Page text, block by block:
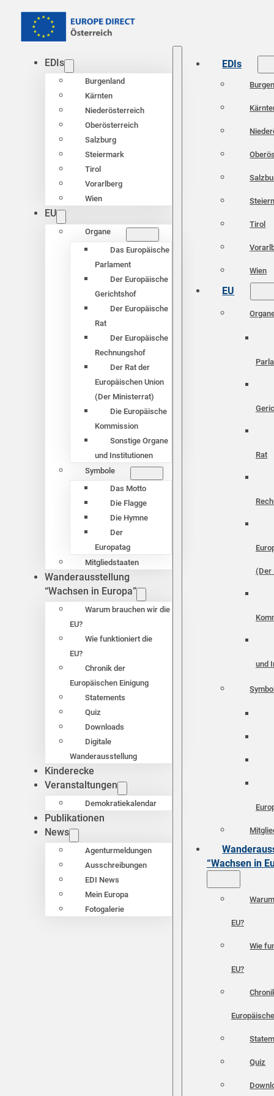
EDIs
Burgenland
Kärnten
Niederösterreich
Oberösterreich
Salzburg
Steiermark
Tirol
Vorarlberg
Wien
EU
Organe
Das Europäische
Parlament
Der Europäische
Gerichtshof
Der Europäische
Rat
Der Europäische
Rechnungshof
Der Rat der
Europäischen Union
(Der Ministerrat)
Die Europäische
Kommission
Sonstige Organe
und Institutionen
Symbole
Das Motto
Die Flagge
Die Hymne
Der
Europatag
Mitgliedstaaten
Wanderausstellung
“Wachsen in Europa”
Warum brauchen wir die
EU?
Wie funktioniert die
EU?
Chronik der
Europäischen Einigung
Statements
Quiz
Downloads
Digitale
Wanderausstellung
Kinderecke
Veranstaltungen
Demokratiekalendar
Publikationen
News
Agenturmeldungen
Ausschreibungen
EDI News
Mein Europa
Fotogalerie
EDIs
Tirol
Wien
EU
Rat
(Der
und
“Wachsen in
EU?
Wie
EU?
Quiz